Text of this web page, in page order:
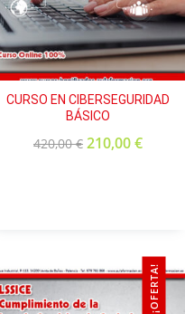
CURSO EN CIBERSEGURIDAD
BÁSICO
420,00€ 210,00€
¡OFERTA!